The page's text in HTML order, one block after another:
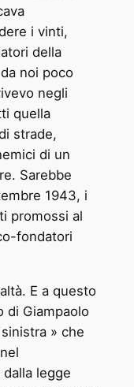
i vinti,
della
noi poco
negli
quella
strade,
di un
Sarebbe
1943, i
promossi al
fondatori
E a questo
di Giampaolo
» che
legge